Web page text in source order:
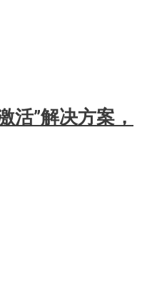
活”解决方案，